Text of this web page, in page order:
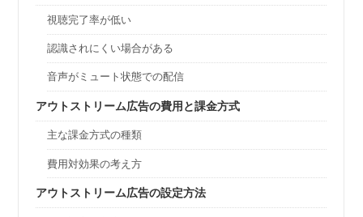
視聴完了率が低い
認識されにくい場合がある
音声がミュート状態での配信
アウトストリーム広告の費用と課金方式
主な課金方式の種類
費用対効果の考え方
アウトストリーム広告の設定方法